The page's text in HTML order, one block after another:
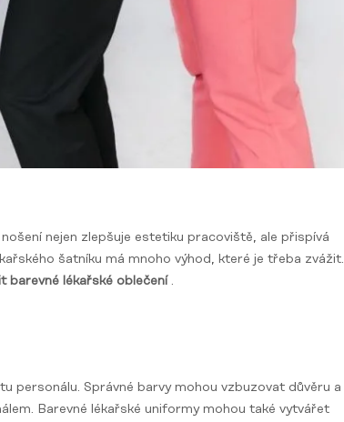
nejen zlepšuje estetiku pracoviště, ale přispívá
šatníku má mnoho výhod, které je třeba zvážit.
barevné lékařské oblečení.
personálu. Správné barvy mohou vzbuzovat důvěru a
Barevné lékařské uniformy mohou také vytvářet